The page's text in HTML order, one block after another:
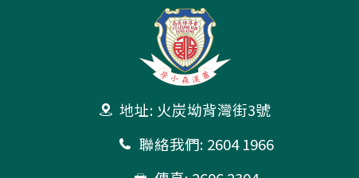
地址: 火炭坳背灣街3號
聯絡我們: 2604 1966